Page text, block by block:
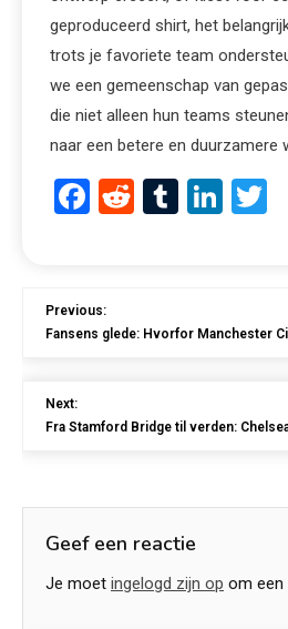
geproduceerd shirt, het
trots je favoriete team
we een gemeenschap van
die niet alleen hun teams
naar een betere en duurzamere
Facebook
RedditTumblr
Previous:
Fansens glede: Hvorfor Manchester
Next:
Fra Stamford Bridge til verden:
Geef een reactie
Je moet ingelogd zijn op om een